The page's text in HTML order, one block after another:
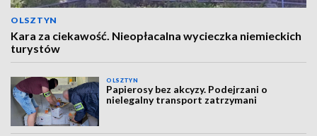
OLSZTYN
Kara za ciekawość. Nieopłacalna wycieczka niemieckich
turystów
OLSZTYN
Papierosy bez akcyzy. Podejrzani o
nielegalny transport zatrzymani